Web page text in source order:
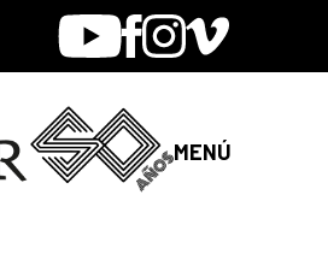
YoutubeFacebook
Instagram
Vimeo
MENÚ